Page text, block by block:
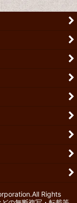
Rights